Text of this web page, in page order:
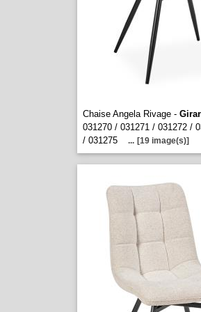
Chaise Angela Rivage -
031270 / 031271 / 031272 /
/ 031275
... [19 image(s)]